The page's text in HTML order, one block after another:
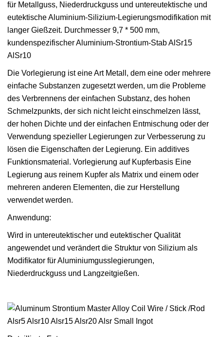
für Metallguss, Niederdruckguss und untereutektische und
eutektische Aluminium-Silizium-Legierungsmodifikation mit
langer Gießzeit. Durchmesser 9,7 * 500 mm,
kundenspezifischer Aluminium-Strontium-Stab AlSr15
AlSr10
Die Vorlegierung ist eine Art Metall, dem eine oder mehrere
einfache Substanzen zugesetzt werden, um die Probleme
des Verbrennens der einfachen Substanz, des hohen
Schmelzpunkts, der sich nicht leicht einschmelzen lässt,
der hohen Dichte und der einfachen Entmischung oder der
Verwendung spezieller Legierungen zur Verbesserung zu
lösen die Eigenschaften der Legierung. Ein additives
Funktionsmaterial. Vorlegierung auf Kupferbasis Eine
Legierung aus reinem Kupfer als Matrix und einem oder
mehreren anderen Elementen, die zur Herstellung
verwendet werden.
Anwendung:
Wird in untereutektischer und eutektischer Qualität
angewendet und verändert die Struktur von Silizium als
Modifikator für Aluminiumgusslegierungen,
Niederdruckguss und Langzeitgießen.